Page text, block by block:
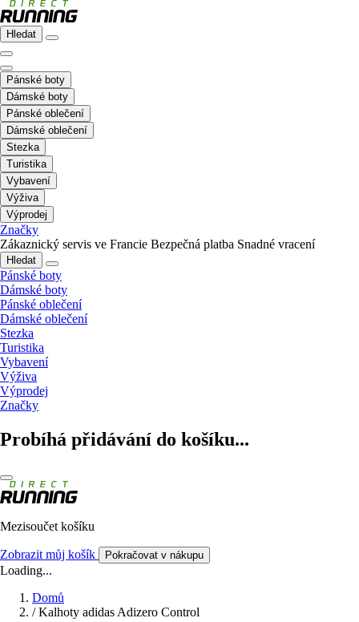
Hledat
Pánské boty
Dámské boty
Pánské oblečení
Dámské oblečení
Stezka
Turistika
Vybavení
Výživa
Výprodej
Značky
Zákaznický servis ve Francie Bezpečná platba Snadné vracení
Hledat
Pánské boty
Dámské boty
Pánské oblečení
Dámské oblečení
Stezka
Turistika
Vybavení
Výživa
Výprodej
Značky
Probíhá přidávání do košíku...
Mezisoučet košíku
Zobrazit můj košík Pokračovat v nákupu
Loading...
Domů
/ Kalhoty adidas Adizero Control